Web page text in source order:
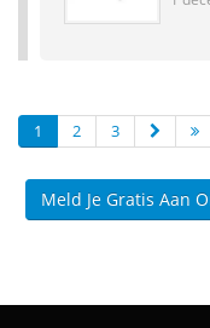
1 2 3
Meld Je Gratis Aan